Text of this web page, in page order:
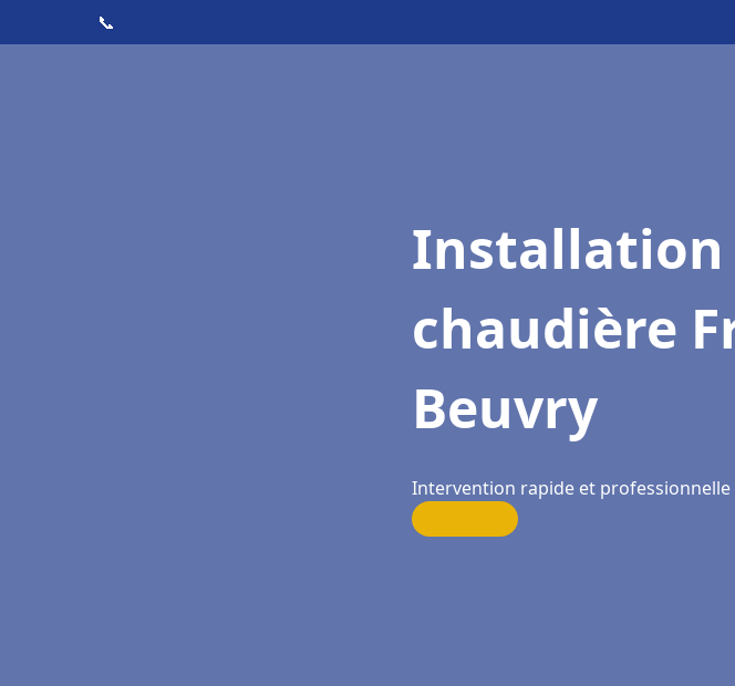
📞
Installation
chaudière
Beuvry
Intervention rapide et professionnelle